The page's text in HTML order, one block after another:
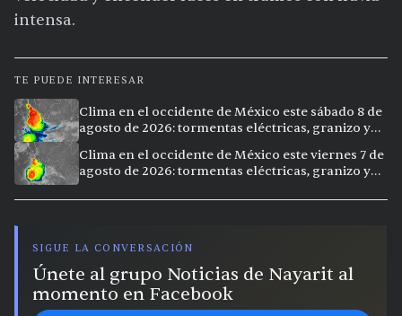
intensa.
TE PUEDE INTERESAR
Clima en el occidente de México este sábado 8 de
agosto de 2026: tormentas eléctricas, granizo y
Clima en el occidente de México este viernes 7 de
agosto de 2026: tormentas eléctricas, granizo y
SIGUE LA CONVERSACIÓN
Únete al grupo Noticias de Nayarit al
momento en Facebook